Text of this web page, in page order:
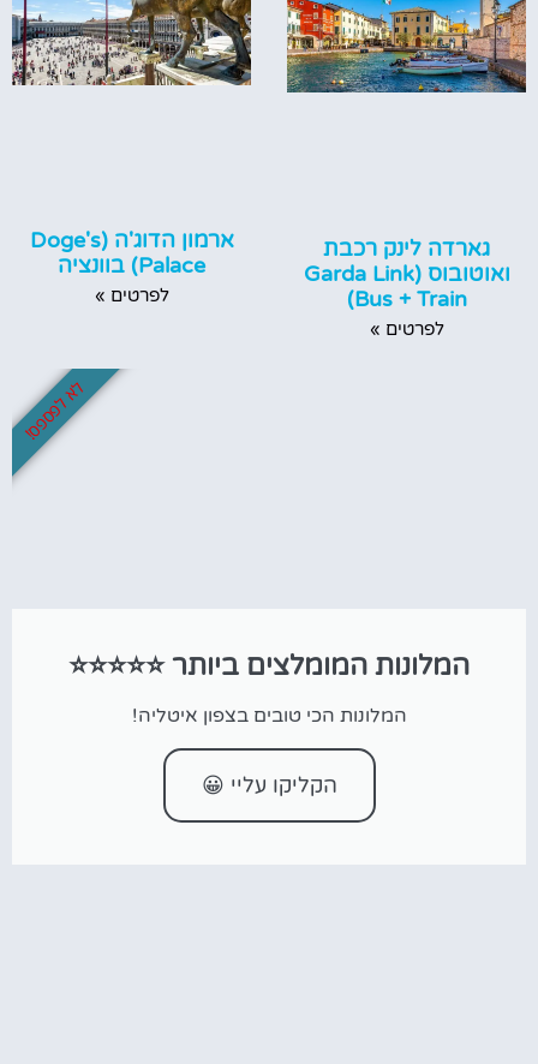
גארדה לינק רכבת
ואוטובוס (Garda Link
Bus + Train)
לפרטים »
ארמון הדוג'ה (Doge's
Palace) בוונציה
לפרטים »
המלונות המומלצים ביותר ⭐⭐⭐⭐⭐
המלונות הכי טובים בצפון איטליה!
הקליקו עליי 😀
לא לפספס!